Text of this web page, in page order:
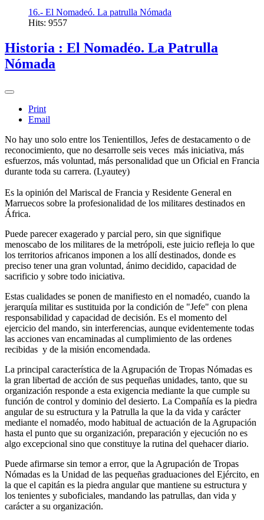
16.- El Nomadeó. La patrulla Nómada
Hits: 9557
Historia : El Nomadéo. La Patrulla
Nómada
Print
Email
No hay uno solo entre los Tenientillos, Jefes de destacamento o de
reconocimiento, que no desarrolle seis veces más iniciativa, más
esfuerzos, más voluntad, más personalidad que un Oficial en Francia
durante toda su carrera. (Lyautey)
Es la opinión del Mariscal de Francia y Residente General en
Marruecos sobre la profesionalidad de los militares destinados en
África.
Puede parecer exagerado y parcial pero, sin que signifique
menoscabo de los militares de la metrópoli, este juicio refleja lo que
los territorios africanos imponen a los allí destinados, donde es
preciso tener una gran voluntad, ánimo decidido, capacidad de
sacrificio y sobre todo iniciativa.
Estas cualidades se ponen de manifiesto en el nomadéo, cuando la
jerarquía militar es sustituida por la condición de "Jefe" con plena
responsabilidad y capacidad de decisión. Es el momento del
ejercicio del mando, sin interferencias, aunque evidentemente todas
las acciones van encaminadas al cumplimiento de las ordenes
recibidas y de la misión encomendada.
La principal característica de la Agrupación de Tropas Nómadas es
la gran libertad de acción de sus pequeñas unidades, tanto, que su
organización responde a esta exigencia mediante la que cumple su
función de control y dominio del desierto. La Compañía es la piedra
angular de su estructura y la Patrulla la que la da vida y carácter
mediante el nomadéo, modo habitual de actuación de la Agrupación
hasta el punto que su organización, preparación y ejecución no es
algo excepcional sino que constituye la rutina del quehacer diario.
Puede afirmarse sin temor a error, que la Agrupación de Tropas
Nómadas es la Unidad de las pequeñas graduaciones del Ejército, en
la que el capitán es la piedra angular que mantiene su estructura y
los tenientes y suboficiales, mandando las patrullas, dan vida y
carácter a su organización.